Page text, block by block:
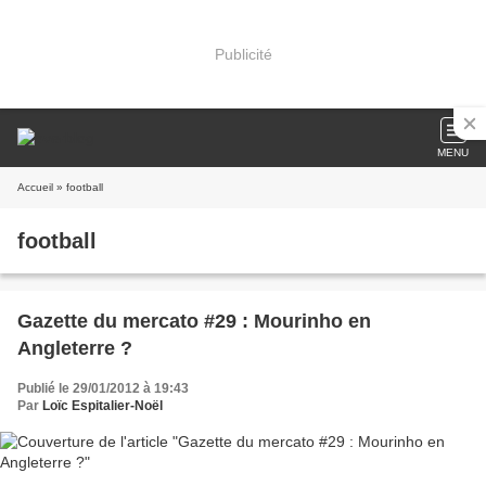
Publicité
MENU
Accueil » football
football
Gazette du mercato #29 : Mourinho en
Angleterre ?
Publié le 29/01/2012 à 19:43
Par Loïc Espitalier-Noël